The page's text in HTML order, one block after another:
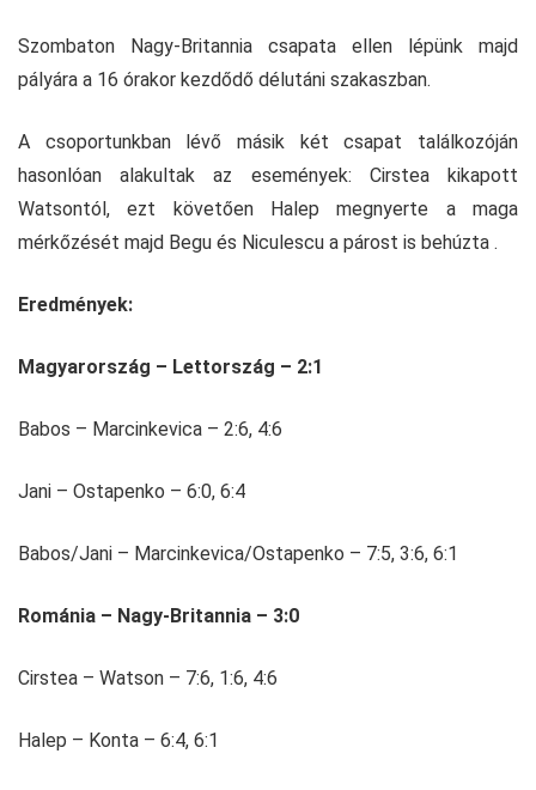
Szombaton Nagy-Britannia csapata ellen lépünk majd
pályára a 16 órakor kezdődő délutáni szakaszban.
A csoportunkban lévő másik két csapat találkozóján
hasonlóan alakultak az események: Cirstea kikapott
Watsontól, ezt követően Halep megnyerte a maga
mérkőzését majd Begu és Niculescu a párost is behúzta .
Eredmények:
Magyarország – Lettország – 2:1
Babos – Marcinkevica – 2:6, 4:6
Jani – Ostapenko – 6:0, 6:4
Babos/Jani – Marcinkevica/Ostapenko – 7:5, 3:6, 6:1
Románia – Nagy-Britannia – 3:0
Cirstea – Watson – 7:6, 1:6, 4:6
Halep – Konta – 6:4, 6:1